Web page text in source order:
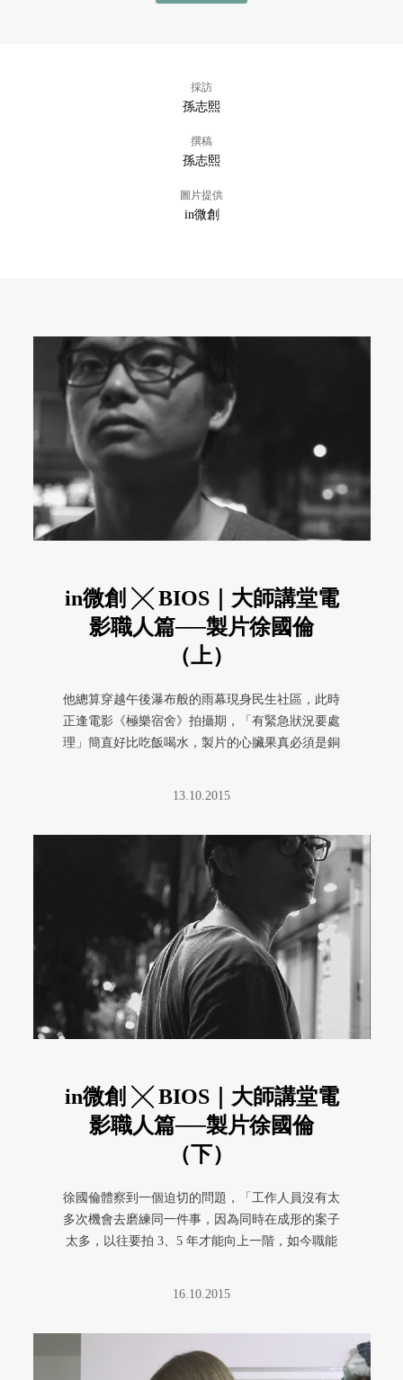
採訪
孫志熙
撰稿
孫志熙
圖片提供
in微創
in微創 ╳ BIOS｜大師講堂電
影職人篇──製片徐國倫
（上）
他總算穿越午後瀑布般的雨幕現身民生社區，此時
正逢電影《極樂宿舍》拍攝期，「有緊急狀況要處
理」簡直好比吃飯喝水，製片的心臟果真必須是銅
13.10.2015
in微創 ╳ BIOS｜大師講堂電
影職人篇──製片徐國倫
（下）
徐國倫體察到一個迫切的問題，「工作人員沒有太
多次機會去磨練同一件事，因為同時在成形的案子
太多，以往要拍 3、5 年才能向上一階，如今職能
16.10.2015